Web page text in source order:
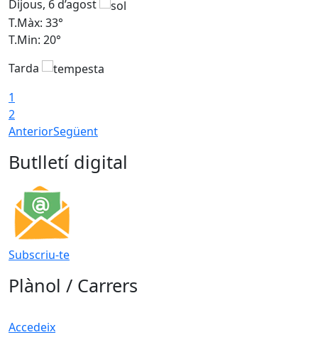
Dijous, 6 d’agost
T.Màx: 33°
T.Min: 20°
Tarda
1
2
AnteriorSegüent
Butlletí digital
Subscriu-te
Plànol / Carrers
Accedeix